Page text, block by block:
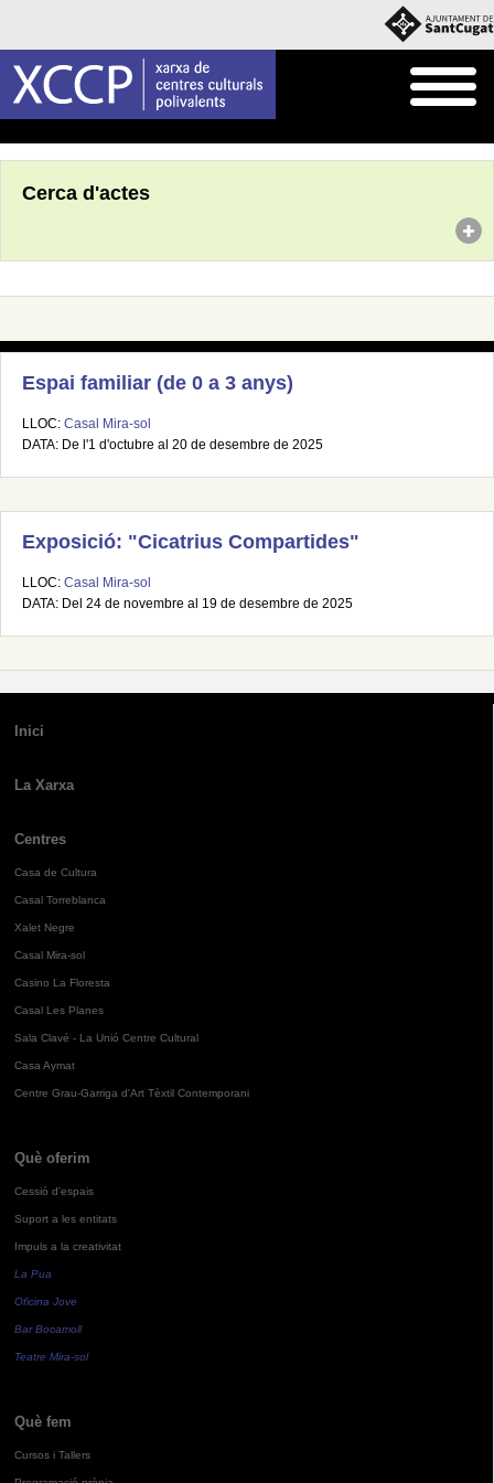
Cerca d'actes
Espai familiar (de 0 a 3 anys)
LLOC: Casal Mira-sol
DATA: De l'1 d'octubre al 20 de desembre de 2025
Exposició: "Cicatrius Compartides"
LLOC: Casal Mira-sol
DATA: Del 24 de novembre al 19 de desembre de 2025
Inici
La Xarxa
Centres
Casa de Cultura
Casal Torreblanca
Xalet Negre
Casal Mira-sol
Casino La Floresta
Casal Les Planes
Sala Clavé - La Unió Centre Cultural
Casa Aymat
Centre Grau-Garriga d'Art Tèxtil Contemporani
Què oferim
Cessió d'espais
Suport a les entitats
Impuls a la creativitat
La Pua
Oficina Jove
Bar Bocamoll
Teatre Mira-sol
Què fem
Cursos i Tallers